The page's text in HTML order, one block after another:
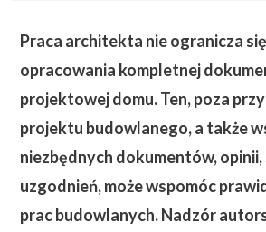
Praca architekta nie ogranicza
opracowania kompletnej
projektowej domu. Ten, poza
projektu budowlanego, a także
niezbędnych dokumentów,
uzgodnień, może wspomóc
prac budowlanych.Nadzór